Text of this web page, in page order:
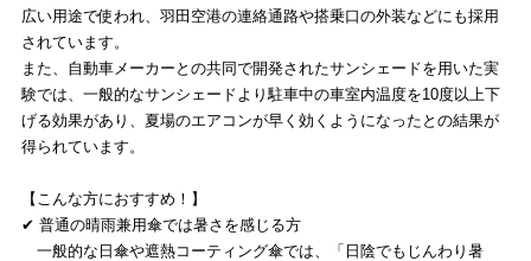
広い用途で使われ、羽田空港の連絡通路や搭乗口の外装などにも採用
されています。
また、自動車メーカーとの共同で開発されたサンシェードを用いた実
験では、一般的なサンシェードより駐車中の車室内温度を10度以上下
げる効果があり、夏場のエアコンが早く効くようになったとの結果が
得られています。
【こんな方におすすめ！】
✔ 普通の晴雨兼用傘では暑さを感じる方
一般的な日傘や遮熱コーティング傘では、「日陰でもじんわり暑